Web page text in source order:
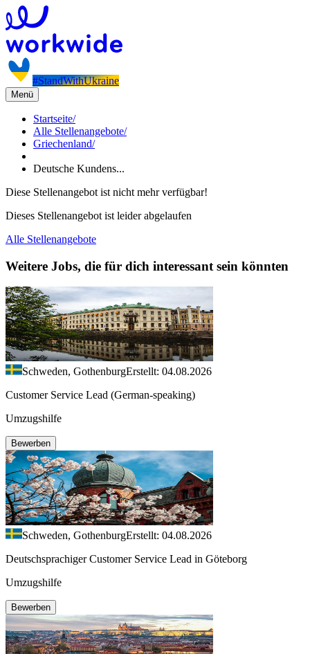
#StandWithUkraine
Menü
Startseite/
Alle Stellenangebote/
Griechenland/
Deutsche Kundens...
Diese Stellenangebot ist nicht mehr verfügbar!
Dieses Stellenangebot ist leider abgelaufen
Alle Stellenangebote
Weitere Jobs, die für dich interessant sein könnten
Schweden, GothenburgErstellt: 04.08.2026
Customer Service Lead (German-speaking)
Umzugshilfe
Bewerben
Schweden, GothenburgErstellt: 04.08.2026
Deutschsprachiger Customer Service Lead in Göteborg
Umzugshilfe
Bewerben